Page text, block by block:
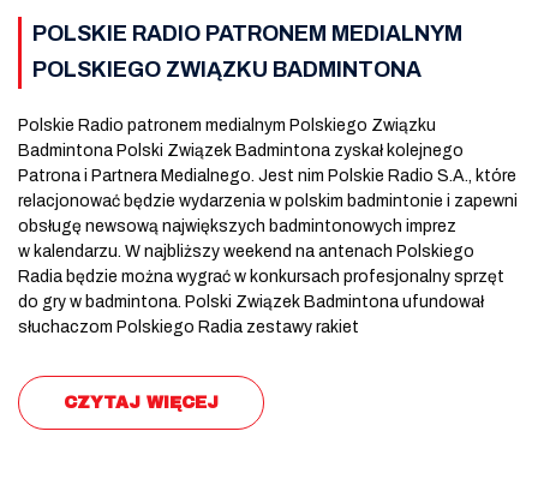
POLSKIE RADIO PATRONEM MEDIALNYM
POLSKIEGO ZWIĄZKU BADMINTONA
Polskie Radio patronem medialnym Polskiego Związku
Badmintona Polski Związek Badmintona zyskał kolejnego
Patrona i Partnera Medialnego. Jest nim Polskie Radio S.A., które
relacjonować będzie wydarzenia w polskim badmintonie i zapewni
obsługę newsową największych badmintonowych imprez
w kalendarzu. W najbliższy weekend na antenach Polskiego
Radia będzie można wygrać w konkursach profesjonalny sprzęt
do gry w badmintona. Polski Związek Badmintona ufundował
słuchaczom Polskiego Radia zestawy rakiet
CZYTAJ WIĘCEJ